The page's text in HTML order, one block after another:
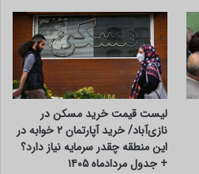
لیست قیمت خرید مسکن در
نازی‌آباد/ خرید آپارتمان ۲ خوابه در
این منطقه چقدر سرمایه نیاز دارد؟
+ جدول مردادماه ۱۴۰۵